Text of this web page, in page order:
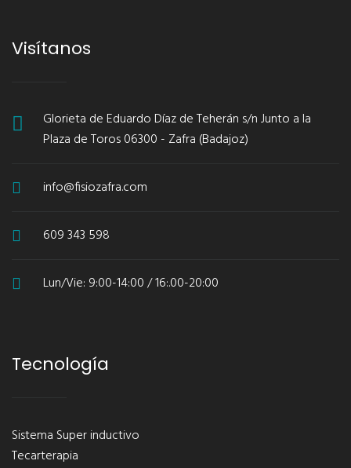
Visítanos
Glorieta de Eduardo Díaz de Teherán s/n Junto a la
Plaza de Toros 06300 - Zafra (Badajoz)
info@fisiozafra.com
609 343 598
Lun/Vie: 9:00-14:00 / 16:.00-20:00
Tecnología
Sistema Super inductivo
Tecarterapia